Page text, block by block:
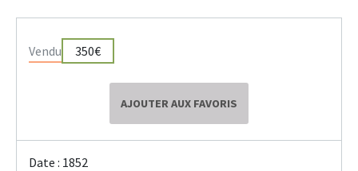
Vendu 350€
AJOUTER AUX FAVORIS
Date : 1852